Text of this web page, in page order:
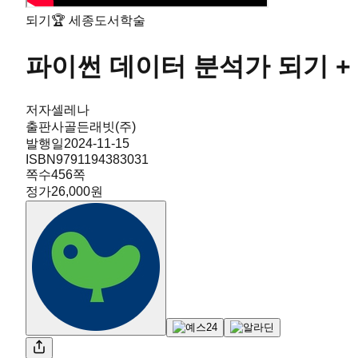
되기 🏆 세종도서학술
파이썬 데이터 분석가 되기
저자셀레나
출판사골든래빗(주)
발행일2024-11-15
ISBN9791194383031
쪽수456쪽
정가26,000원